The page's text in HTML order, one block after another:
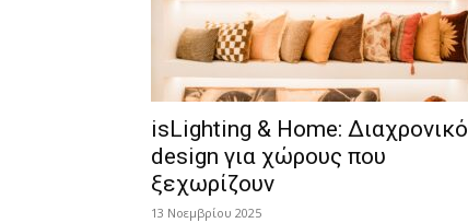
isLighting & Home: Διαχρονικό
design για χώρους που
ξεχωρίζουν
13 Νοεμβρίου 2025